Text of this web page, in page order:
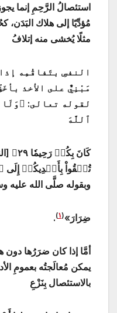
استئصالُ الرَّحِمِ إنما
مُؤدِّيًا إلى هلاك
مثلًا يُخشى منه إتلافُ
النفسِ بتَفاقُمِه
مَبْنِيٌّ على الأخذ
لقوله تعالى:
ٱللَّهَ
كَانَ
وبقوله صلَّى الله عليه
ضِرَارَ»(١)
.
أمَّا إذا كان ضرَرُها
يمكن مُعالَجتُه بعمومِ
بالاستئصال بِنَزْعِ